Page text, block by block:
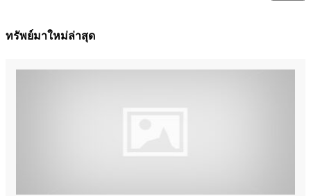
ทรัพย์มาใหม่ล่าสุด